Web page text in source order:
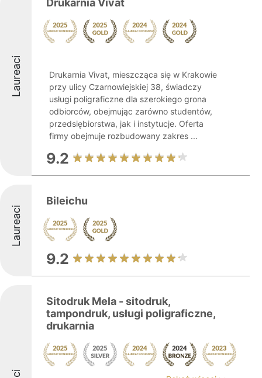
Laureaci
Drukarnia Vivat
Drukarnia Vivat, mieszcząca się w Krakowie
przy ulicy Czarnowiejskiej 38, świadczy
usługi poligraficzne dla szerokiego grona
odbiorców, obejmując zarówno studentów,
przedsiębiorstwa, jak i instytucje. Oferta
firmy obejmuje rozbudowany zakres ...
9.2
Laureaci
Bileichu
9.2
Sitodruk Mela - sitodruk,
tampondruk, usługi poligraficzne,
drukarnia